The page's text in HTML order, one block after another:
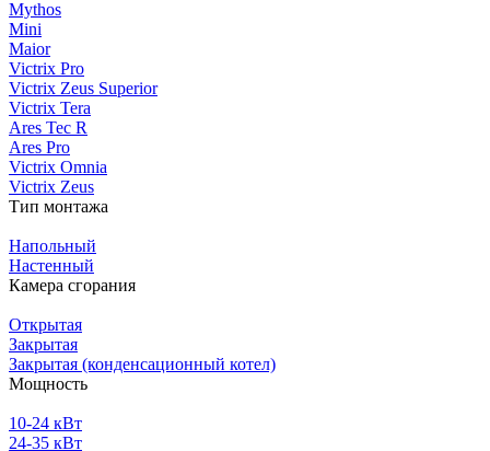
Mythos
Mini
Maior
Victrix Pro
Victrix Zeus Superior
Victrix Tera
Ares Tec R
Ares Pro
Victrix Omnia
Victrix Zeus
Тип монтажа
Напольный
Настенный
Камера сгорания
Открытая
Закрытая
Закрытая (конденсационный котел)
Мощность
10-24 кВт
24-35 кВт